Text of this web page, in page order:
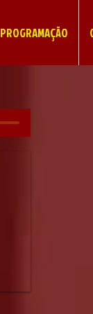
PROGRAMAÇÃO